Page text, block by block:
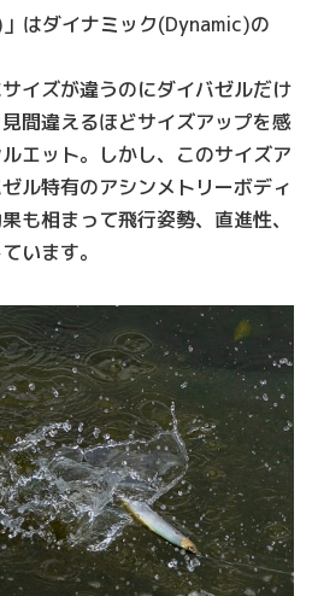
はダイナミック(Dynamic)の
イズが違うのにダイバゼルだけ
間違えるほどサイズアップを感
エット。しかし、このサイズア
ル特有のアシンメトリーボディ
も相まって飛行姿勢、直進性、
います。